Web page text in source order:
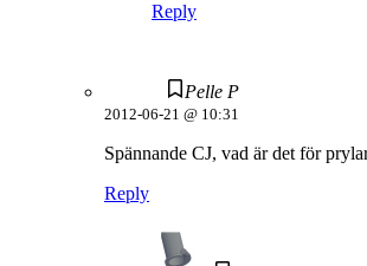
Reply
Pelle P
2012-06-21 @ 10:31
Spännande CJ, vad är det för
Reply